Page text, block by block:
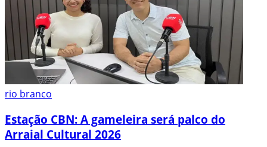
rio branco
Estação CBN: A gameleira será palco do
Arraial Cultural 2026